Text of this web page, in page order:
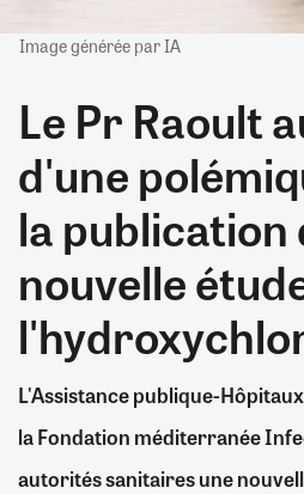
Image générée par IA
Le Pr Raoult
d'une
la publication
nouvelle
L'Assistance publique-
la Fondation méditerranée
autorités sanitaires une